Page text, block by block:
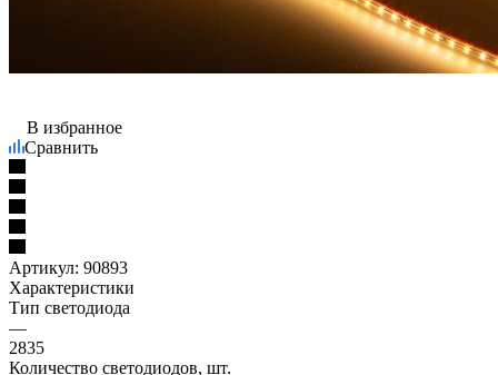
В избранное
Сравнить
Артикул: 90893
Характеристики
Тип светодиода
—
2835
Количество светодиодов, шт.